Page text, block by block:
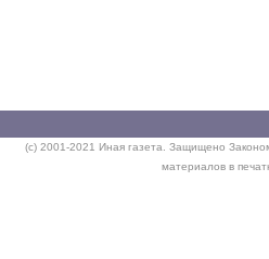
(c) 2001-2021 Иная газета. Защищено
материалов в